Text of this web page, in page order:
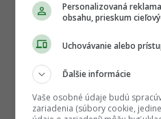
Personalizovaná
obsahu, prieskum
Uchovávanie alebo
Ďalšie informácie
Vaše osobné údaje budú
zariadenia (súbory cookie,